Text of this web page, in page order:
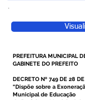
PREFEITURA MUNICIPAL
GABINETE DO PREFEITO
DECRETO Nº 749 DE 28
“Dispõe sobre a
Municipal de Educação